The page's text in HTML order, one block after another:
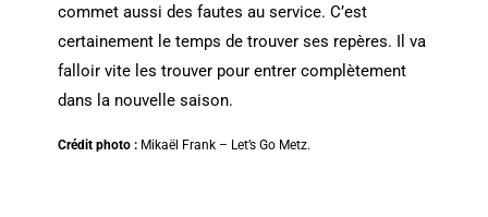
commet aussi des fautes au service. C’est
certainement le temps de trouver ses repères. Il va
falloir vite les trouver pour entrer complètement
dans la nouvelle saison.
Crédit photo :Mikaël Frank – Let’s Go Metz.